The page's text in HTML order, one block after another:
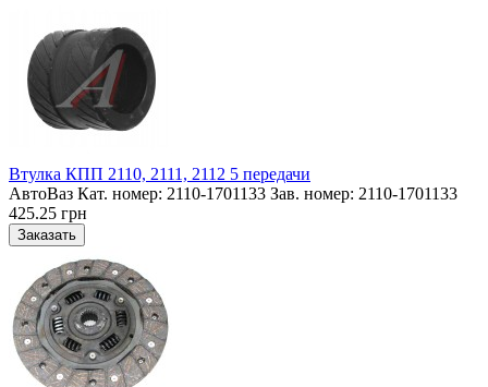
Втулка КПП 2110, 2111, 2112 5 передачи
АвтоВаз Кат. номер: 2110-1701133 Зав. номер: 2110-1701133
425.25 грн